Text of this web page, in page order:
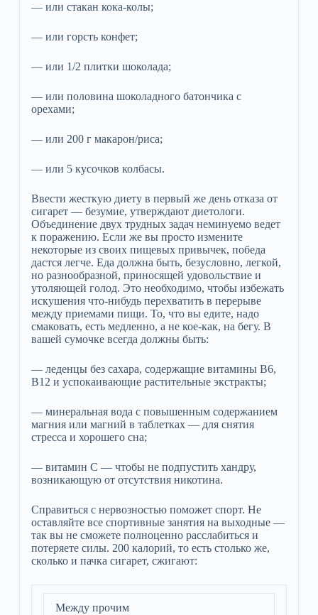
— или стакан кока-колы;
— или горсть конфет;
— или 1/2 плитки шоколада;
— или половина шоколадного батончика с
орехами;
— или 200 г макарон/риса;
— или 5 кусочков колбасы.
Ввести жесткую диету в первый же день отказа от
сигарет — безумие, утверждают диетологи.
Объединение двух трудных задач неминуемо ведет
к поражению. Если же вы просто измените
некоторые из своих пищевых привычек, победа
дастся легче. Еда должна быть, безусловно, легкой,
но разнообразной, приносящей удовольствие и
утоляющей голод. Это необходимо, чтобы избежать
искушения что-нибудь перехватить в перерыве
между приемами пищи. То, что вы едите, надо
смаковать, есть медленно, а не кое-как, на бегу. В
вашей сумочке всегда должны быть:
— леденцы без сахара, содержащие витамины B6,
B12 и успокаивающие растительные экстракты;
— минеральная вода с повышенным содержанием
магния или магний в таблетках — для снятия
стресса и хорошего сна;
— витамин С — чтобы не подпустить хандру,
возникающую от отсутствия никотина.
Справиться с нервозностью поможет спорт. Не
оставляйте все спортивные занятия на выходные —
так вы не сможете полноценно расслабиться и
потеряете силы. 200 калорий, то есть столько же,
сколько и пачка сигарет, сжигают:
Между прочим